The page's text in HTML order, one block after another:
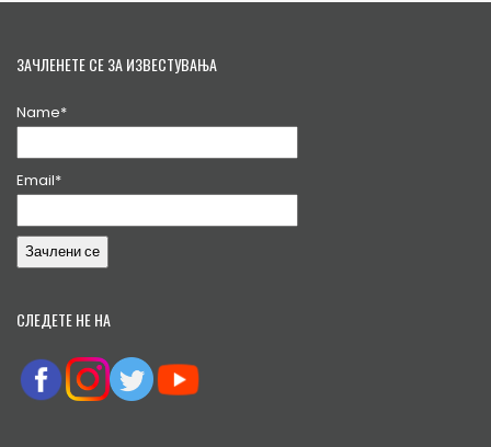
ЗАЧЛЕНЕТЕ СЕ ЗА ИЗВЕСТУВАЊА
Name*
Email*
СЛЕДЕТЕ НЕ НА